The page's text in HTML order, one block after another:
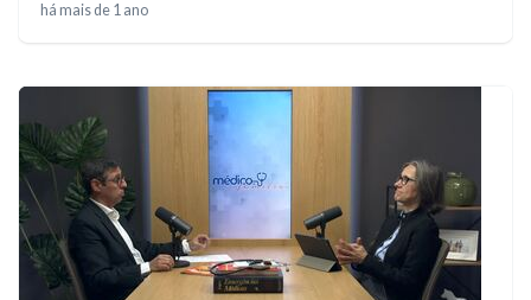
há mais de 1 ano